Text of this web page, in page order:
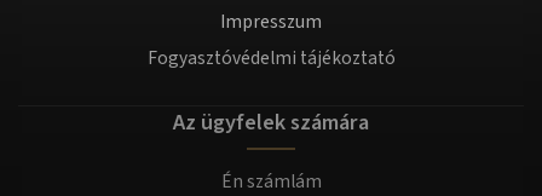
Impresszum
Fogyasztóvédelmi tájékoztató
Az ügyfelek számára
Én számlám